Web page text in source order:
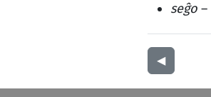
seĝo –
◀︎